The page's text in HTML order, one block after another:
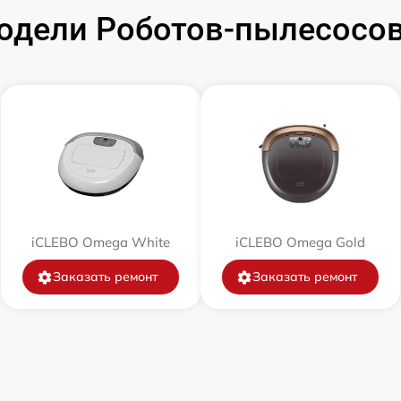
от 60 мин
от 60 мин
Роботов-пылесосов
iCLEBO Omega White
Заказать ремонт
iCLEBO Omega Gold
Заказать ремонт